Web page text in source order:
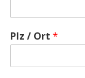
Plz / Ort *